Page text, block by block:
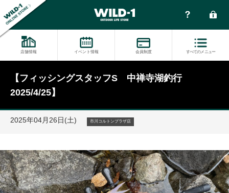
店舗情報 イベント情報 会員制度 すべてのメニュー
【フィッシングスタッフS 中禅寺湖釣行
2025/4/25】
2025年04月26日(土) 市川コルトンプラザ店